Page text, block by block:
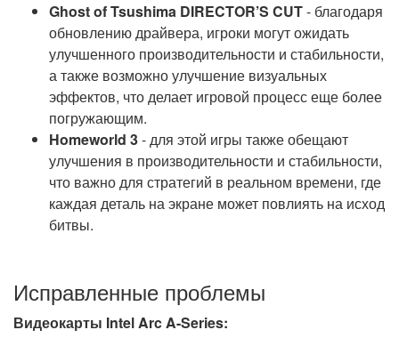
Ghost of Tsushima DIRECTOR’S CUT- благодаря
обновлению драйвера, игроки могут ожидать
улучшенного производительности и стабильности,
а также возможно улучшение визуальных
эффектов, что делает игровой процесс еще более
погружающим.
Homeworld 3- для этой игры также обещают
улучшения в производительности и стабильности,
что важно для стратегий в реальном времени, где
каждая деталь на экране может повлиять на исход
битвы.
Исправленные проблемы
Видеокарты Intel Arc A-Series: